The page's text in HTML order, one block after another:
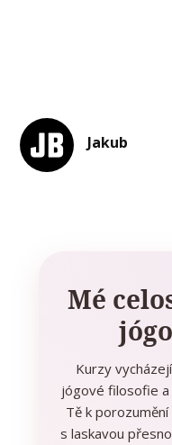
Jakub
Mé
Kurzy
jógové filosofie
Tě k
s laskavou